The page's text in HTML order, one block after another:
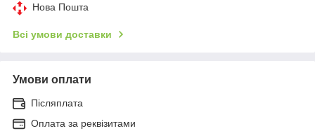
Нова Пошта
Всі умови доставки
Умови оплати
Післяплата
Оплата за реквізитами